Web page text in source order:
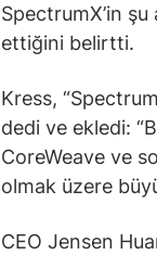
SpectrumX’in
ettiğini belirtti.
Kress,
dedi ve ekledi:
CoreWeave ve
olmak üzere
CEO Jensen